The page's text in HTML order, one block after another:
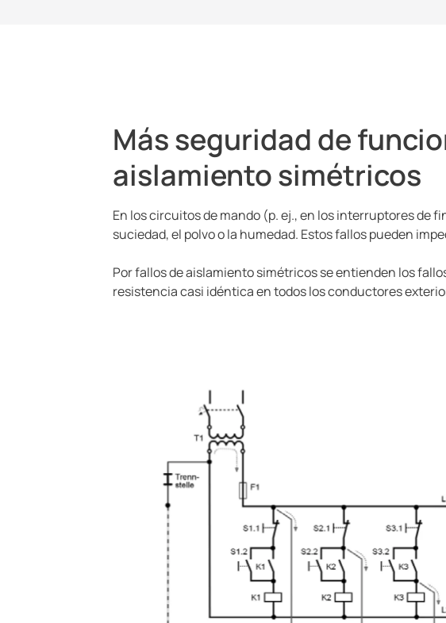
Más seguridad de
aislamiento simétricos
En los circuitos de mando (p. ej., en los interruptores de
suciedad, el polvo o la humedad. Estos fallos pueden
Por fallos de aislamiento simétricos se entienden los
resistencia casi idéntica en todos los conductores